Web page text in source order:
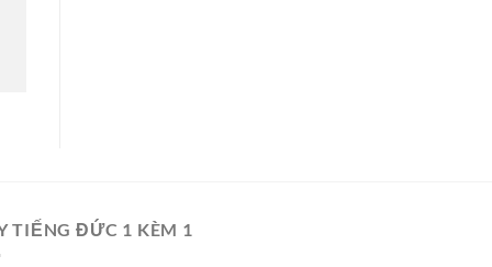
TIẾNG ĐỨC 1 KÈM 1